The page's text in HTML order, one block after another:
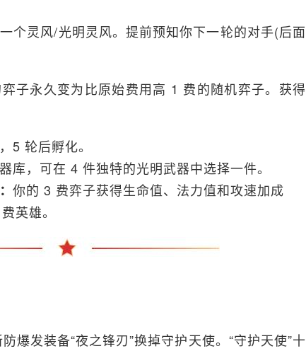
个灵风/光明灵风。提前预知你下一轮的对手(后面
子永久变为比原始费用高 1 费的随机弈子。获得
5 轮后孵化。
库，可在 4 件独特的光明武器中选择一件。
你的 3 费弈子获得生命值、法力值和攻速加成
英雄。
爆发装备“夜之锋刃”换掉守护天使。“守护天使”十